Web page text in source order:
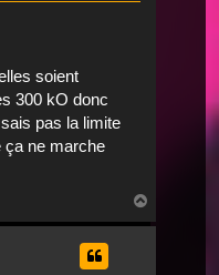
soient
300 kO donc
pas la limite
ça ne marche
oben